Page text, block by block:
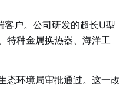
客户。公司研发的超长U型
特种金属换热器、海洋工
态环境局审批通过。这一改